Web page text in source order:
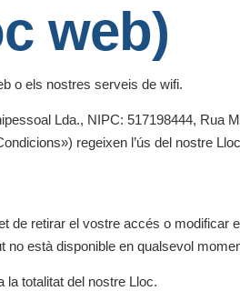
web)
o els nostres serveis de wifi.
Lda., NIPC: 517198444, Rua
regeixen l’ús del nostre
de retirar el vostre accés o modificar
està disponible en qualsevol
la totalitat del nostre Lloc.